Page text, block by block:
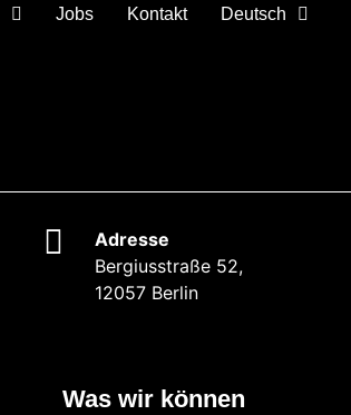
Jobs Kontakt Deutsch
Adresse
Bergiusstraße 52,
12057 Berlin
Was wir können